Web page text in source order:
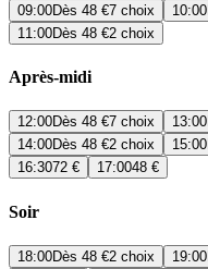
09:00Dès 48 €7 choix 10:00
11:00Dès 48 €2 choix
Après-midi
12:00Dès 48 €7 choix 13:00
14:00Dès 48 €2 choix 15:00
16:3072 € 17:0048 €
Soir
18:00Dès 48 €2 choix 19:00